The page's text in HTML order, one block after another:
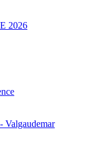
2026
Valgaudemar